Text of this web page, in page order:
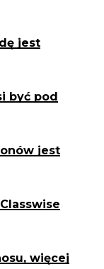
jest
być pod
jest
więcej